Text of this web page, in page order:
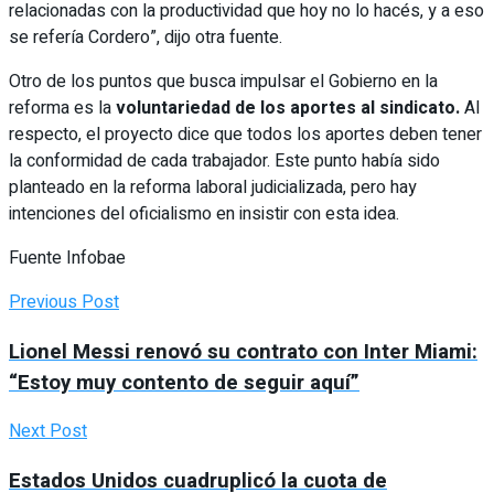
relacionadas con la productividad que hoy no lo hacés, y a eso
se refería Cordero”, dijo otra fuente.
Otro de los puntos que busca impulsar el Gobierno en la
reforma es lavoluntariedad de los aportes al sindicato.Al
respecto, el proyecto dice que todos los aportes deben tener
la conformidad de cada trabajador. Este punto había sido
planteado en la reforma laboral judicializada, pero hay
intenciones del oficialismo en insistir con esta idea.
Fuente Infobae
Previous Post
Lionel Messi renovó su contrato con Inter Miami:
“Estoy muy contento de seguir aquí”
Next Post
Estados Unidos cuadruplicó la cuota de